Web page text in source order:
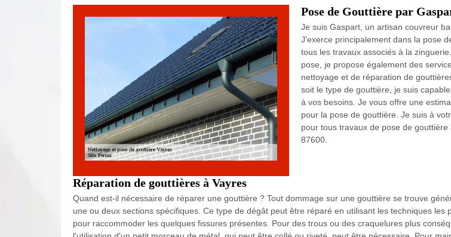
Pose de Gouttière par
Je suis Gaspart, un artisan couvreur
J'exerce principalement dans la pose
tous les travaux associés à la
pose, je propose également des
nettoyage et de réparation de
soit le type de gouttière, je suis
à vos besoins. Je vous offre une
pour la pose de gouttière. Je suis à
pour tous travaux de pose de gouttière
87600.
Réparation de gouttières à Vayres
Quand est-il nécessaire de réparer une gouttière ? Tout dommage sur une gouttière se trouve
une ou deux sections spécifiques. Ce type de dégât peut être réparé en utilisant les techniques les
pour raccommoder les quelques fissures présentes. Pour des trous ou des craquelures plus